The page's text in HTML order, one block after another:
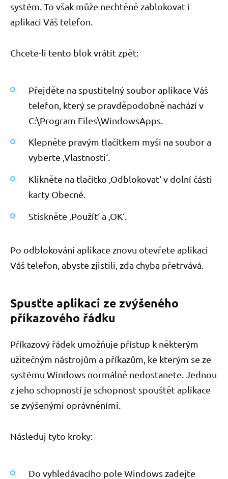
systém. To však může nechtěně zablokovat i
aplikaci Váš telefon.
Chcete-li tento blok vrátit zpět:
Přejděte na spustitelný soubor aplikace Váš
telefon, který se pravděpodobně nachází v
C:\Program Files\WindowsApps.
Klepněte pravým tlačítkem myši na soubor a
vyberte ‚Vlastnosti‘.
Klikněte na tlačítko ‚Odblokovat‘ v dolní části
karty Obecné.
Stiskněte ‚Použít‘ a ‚OK‘.
Po odblokování aplikace znovu otevřete aplikaci
Váš telefon, abyste zjistili, zda chyba přetrvává.
Spusťte aplikaci ze zvýšeného
příkazového řádku
Příkazový řádek umožňuje přístup k některým
užitečným nástrojům a příkazům, ke kterým se ze
systému Windows normálně nedostanete. Jednou
z jeho schopností je schopnost spouštět aplikace
se zvýšenými oprávněními.
Následuj tyto kroky:
Do vyhledávacího pole Windows zadejte